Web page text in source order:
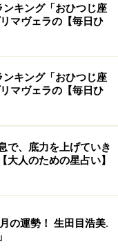
22日～1月19日
にひたすら聞くだ
キング「おひつじ座
マヴェラの【毎日ひ
キング「おひつじ座
マヴェラの【毎日ひ
で、底力を上げていき
大人のための星占い】
の運勢！ 生田目浩美.